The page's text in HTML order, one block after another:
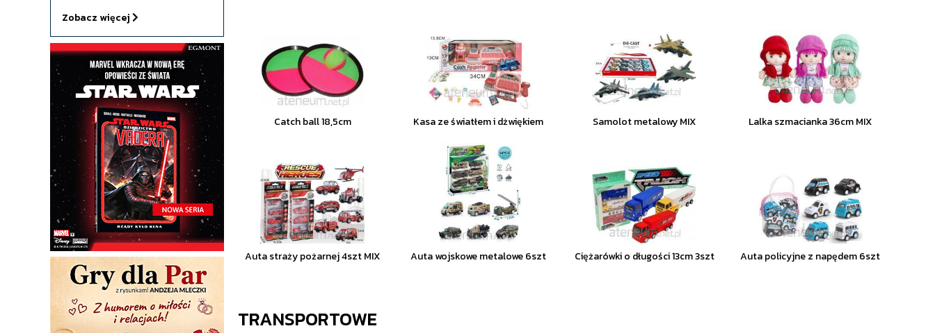
Zobacz więcej
Catch ball 18,5cm Kasa ze światłem i dżwiękiem Samolot metalowy MIX Lalka szmacianka 36cm MIX
Auta straży pożarnej 4szt MIX Auta wojskowe metalowe 6szt Ciężarówki o długości 13cm 3szt Auta policyjne z napędem 6szt
TRANSPORTOWE